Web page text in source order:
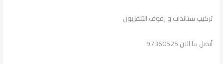
تركيب ستاندات و رفوف التلفزيون
أتصل بنا الان 97360525